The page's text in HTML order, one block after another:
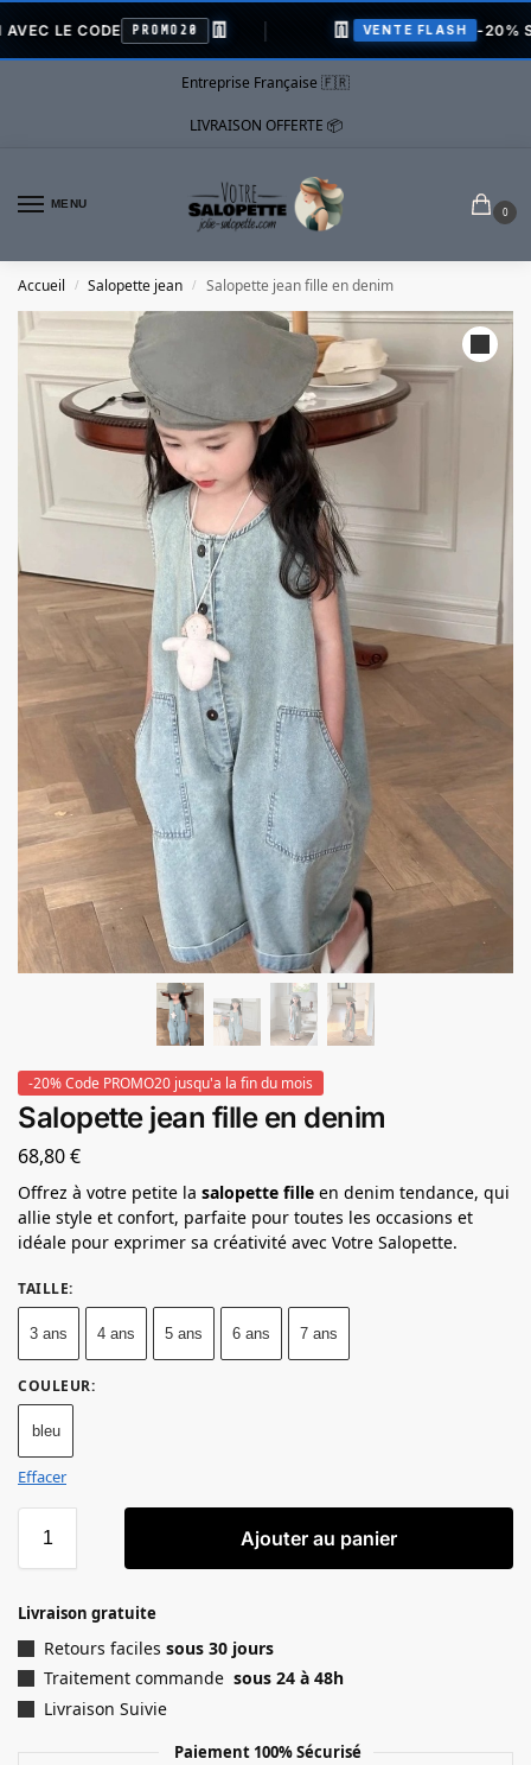
CODE PROMO20 👖 VENTE FLASH -20% SUR
Entreprise Française 🇫🇷
LIVRAISON OFFERTE 📦
MENU
0
Accueil / Salopette jean / Salopette jean fille en denim
-20% Code PROMO20 jusqu'a la fin du mois
Salopette jean fille en denim
68,80€
Offrez à votre petite la salopette fille en denim tendance, qui
allie style et confort, parfaite pour toutes les occasions et
idéale pour exprimer sa créativité avec Votre Salopette.
TAILLE:
3 ans 4 ans 5 ans 6 ans 7 ans
COULEUR:
bleu
Effacer
Ajouter au panier
Livraison gratuite
Retours faciles sous 30 jours
Traitement commande sous 24 à 48h
Livraison Suivie
Paiement 100% Sécurisé